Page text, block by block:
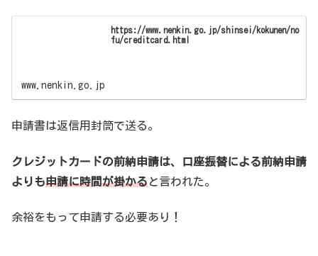
https://www.nenkin.go.jp/shinsei/kokunen/no
fu/creditcard.html
www.nenkin.go.jp
申請書は返信用封筒で送る。
クレジットカードの前納申請は、口座振替による前納申請
よりも申請に時間が掛かると言われた。
余裕をもって申請する必要あり！